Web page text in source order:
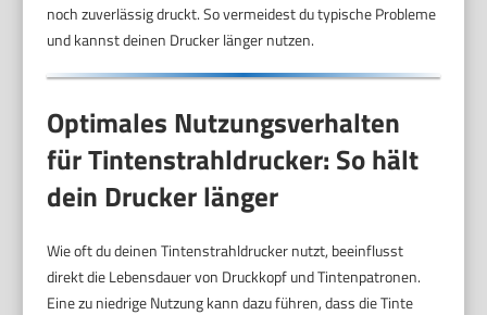
noch zuverlässig druckt. So vermeidest du typische Probleme
und kannst deinen Drucker länger nutzen.
Optimales Nutzungsverhalten
für Tintenstrahldrucker: So hält
dein Drucker länger
Wie oft du deinen Tintenstrahldrucker nutzt, beeinflusst
direkt die Lebensdauer von Druckkopf und Tintenpatronen.
Eine zu niedrige Nutzung kann dazu führen, dass die Tinte